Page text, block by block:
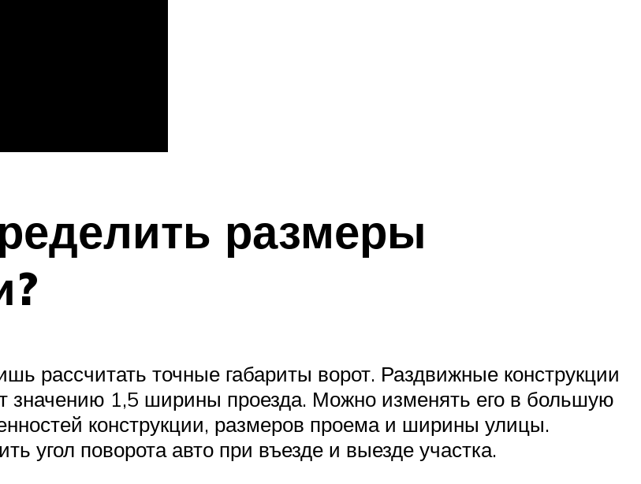
размеры
рассчитать точные габариты ворот. Раздвижные конструкции
значению 1,5 ширины проезда. Можно изменять его в большую
конструкции, размеров проема и ширины улицы.
угол поворота авто при въезде и выезде участка.